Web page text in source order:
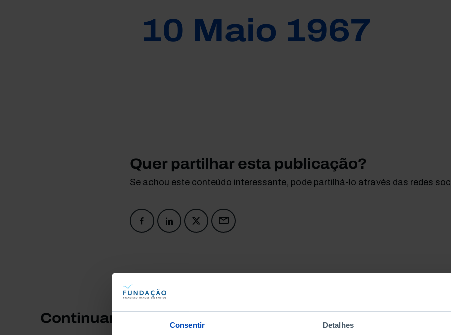
Consentir Detalhes
10 Maio 1967
Quer partilhar esta publicação?
Se achou este conteúdo interessante, pode partilhá-lo através das redes
Continuar a pesquisar